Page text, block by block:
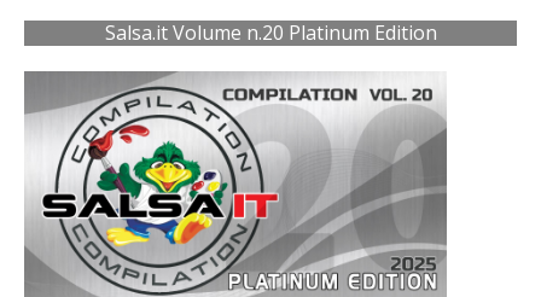
Salsa.it Volume n.20 Platinum Edition